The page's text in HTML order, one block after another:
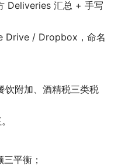
Deliveries 汇总 + 手写
Drive / Dropbox，命名
饮附加、酒精税三类税
平衡；